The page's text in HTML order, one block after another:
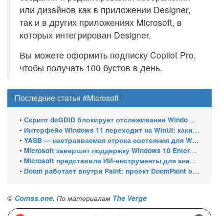
или дизайнов как в приложении Designer,
так и в других приложениях Microsoft, в
которых интегрирован Designer.
Вы можете оформить подписку Copilot Pro,
чтобы получать 100 бустов в день.
Последние статьи #Microsoft
• Скрипт deGDID блокирует отслеживание Windows по глобальному идентификатору устройства
• Интерфейс Windows 11 переходит на WinUI: какие системные элементы обновит Microsoft
• YASB — настраиваемая строка состояния для Windows с виджетами и поддержкой нескольких мониторов
• Microsoft завершит поддержку Windows 10 Enterprise LTSC 2021 в январе 2027 года. ESU продлят обновления до января 2030 года
• Microsoft представила ИИ-инструменты для анализа производительности Windows: ETW MCP и WPA MCP
• Doom работает внутри Paint: проект DoomPaint от технического директора Microsoft Azure
© Comss.one. По материалам The Verge